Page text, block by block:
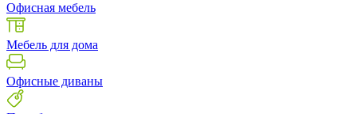
Офисная мебель
Мебель для дома
Офисные диваны